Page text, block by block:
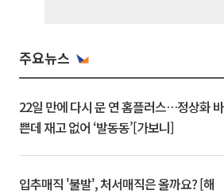
주요뉴스
22일 만에 다시 문 연 홈플러스…정상화 바
쁜데 재고 없어 ‘발동동’[가보니]
입추매직 '불발', 처서매직은 올까요? [해